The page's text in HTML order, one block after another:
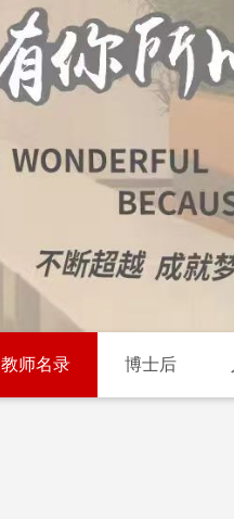
教师名录 博士后